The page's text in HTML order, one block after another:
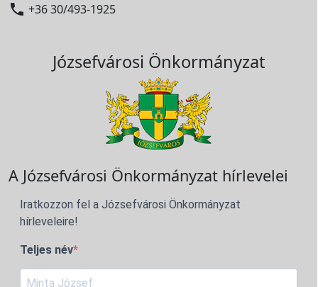
 +36 30/493-1925
Józsefvárosi Önkormányzat
A Józsefvárosi Önkormányzat hírlevelei
Iratkozzon fel a Józsefvárosi Önkormányzat
hírleveleire!
Teljes név